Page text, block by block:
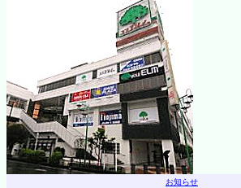
お知らせ